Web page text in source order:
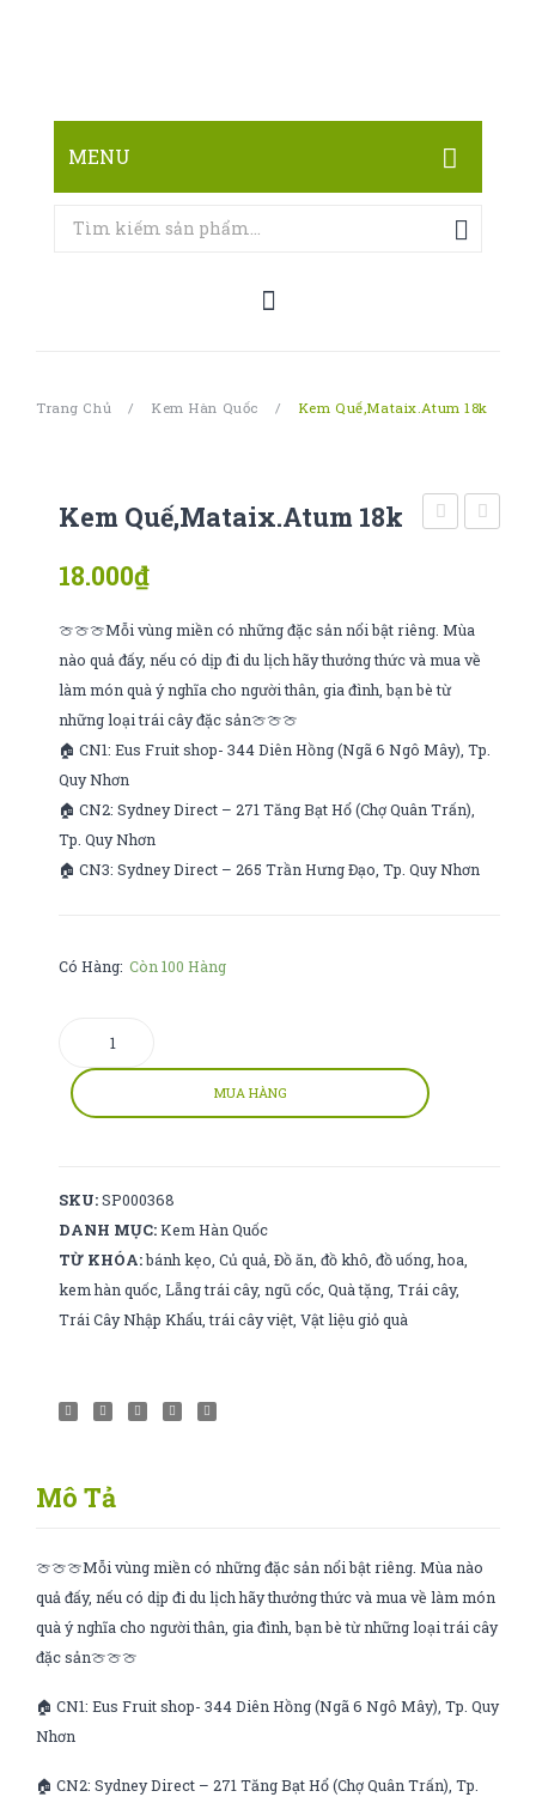
MENU
TRANG CHỦ
Trang Chủ / Kem Hàn Quốc / Kem Quế,mataix.atum 18k
Kem Quế,mataix.atum 18k
18.000₫
🍈🍈🍈Mỗi vùng miền có những đặc sản nổi bật riêng. Mùa
nào quả đấy, nếu có dịp đi du lịch hãy thưởng thức và mua về
làm món quà ý nghĩa cho người thân, gia đình, bạn bè từ
những loại trái cây đặc sản🍈🍈🍈
🏠 CN1: Eus Fruit shop- 344 Diên Hồng (Ngã 6 Ngô Mây), Tp.
Quy Nhơn
🏠 CN2: Sydney Direct – 271 Tăng Bạt Hổ (Chợ Quân Trấn),
Tp. Quy Nhơn
🏠 CN3: Sydney Direct – 265 Trần Hưng Đạo, Tp. Quy Nhơn
Có Hàng: Còn 100 Hàng
18k
MUA HÀNG
SKU: SP000368
DANH MỤC: Kem Hàn Quốc
TỪ KHÓA: bánh kẹo ,Củ quả ,Đồ ăn ,đồ khô ,đồ uống ,hoa
kem hàn quốc ,Lẵng trái cây,ngũ cốc ,Quà tặng ,Trái cây,
Trái Cây Nhập Khẩu ,trái cây việt ,Vật liệu giỏ quà
Mô Tả
🍈🍈🍈Mỗi vùng miền có những đặc sản nổi bật riêng. Mùa nào
quả đấy, nếu có dịp đi du lịch hãy thưởng thức và mua về làm món
quà ý nghĩa cho người thân, gia đình, bạn bè từ những loại trái cây
đặc sản🍈🍈🍈
🏠 CN1: Eus Fruit shop- 344 Diên Hồng (Ngã 6 Ngô Mây), Tp. Quy
Nhơn
🏠 CN2: Sydney Direct – 271 Tăng Bạt Hổ (Chợ Quân Trấn), Tp.